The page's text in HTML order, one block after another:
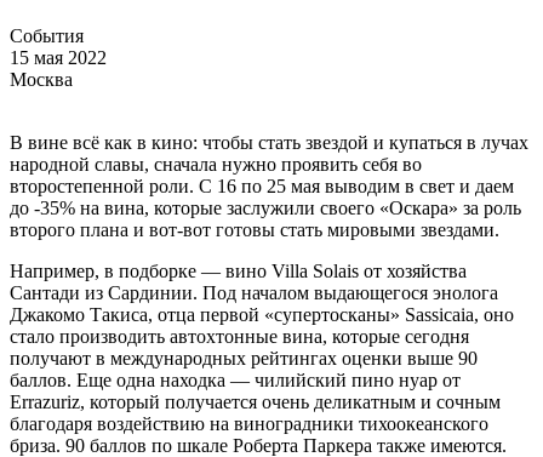
События
15 мая 2022
Москва
В вине всё как в кино: чтобы стать звездой и купаться в лучах
народной славы, сначала нужно проявить себя во
второстепенной роли. С 16 по 25 мая выводим в свет и даем
до -35% на вина, которые заслужили своего «Оскара» за роль
второго плана и вот-вот готовы стать мировыми звездами.
Например, в подборке — вино Villa Solais от хозяйства
Сантади из Сардинии. Под началом выдающегося энолога
Джакомо Такиса, отца первой «супертосканы» Sassicaia, оно
стало производить автохтонные вина, которые сегодня
получают в международных рейтингах оценки выше 90
баллов. Еще одна находка — чилийский пино нуар от
Errazuriz, который получается очень деликатным и сочным
благодаря воздействию на виноградники тихоокеанского
бриза. 90 баллов по шкале Роберта Паркера также имеются.